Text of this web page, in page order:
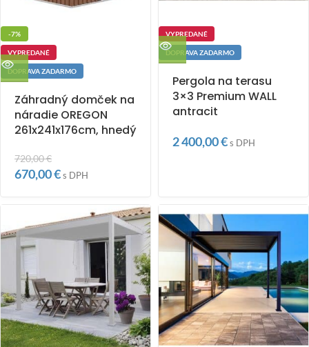
-7%
VYPREDANÉ
DOPRAVA ZADARMO
Záhradný domček na
náradie OREGON
261x241x176cm, hnedý
720,00€
670,00€s DPH
VYPREDANÉ
DOPRAVA ZADARMO
Pergola na terasu
3×3 Premium WALL
antracit
2 400,00€s DPH